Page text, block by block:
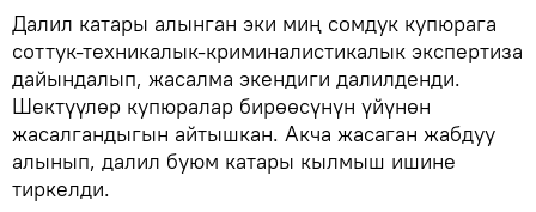
Далил катары алынган эки миң сомдук купюрага
соттук-техникалык-криминалистикалык экспертиза
дайындалып, жасалма экендиги далилденди.
Шектүүлөр купюралар бирөөсүнүн үйүнөн
жасалгандыгын айтышкан. Акча жасаган жабдуу
алынып, далил буюм катары кылмыш ишине
тиркелди.